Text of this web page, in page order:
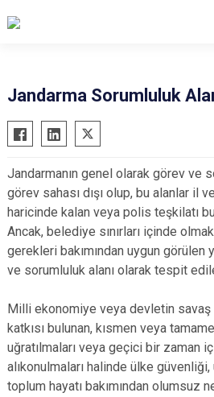
Jandarma Sorumluluk
Jandarmanın genel olarak görev ve
görev sahası dışı olup, bu alanlar il
haricinde kalan veya polis teşkilatı
Ancak, belediye sınırları içinde
gerekleri bakımından uygun görülen
ve sorumluluk alanı olarak tespit
Milli ekonomiye veya devletin
katkısı bulunan, kısmen veya
uğratılmaları veya geçici bir zaman
alıkonulmaları halinde ülke
toplum hayatı bakımından olumsuz